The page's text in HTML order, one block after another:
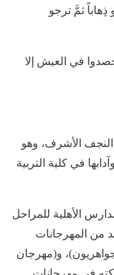
ثمَّ ترجو
حصدوا في العيش إلا
الأشرف، وهو
في كلية التربية
الأهلية للمراحل
من المهرجانات
و(مهرجان